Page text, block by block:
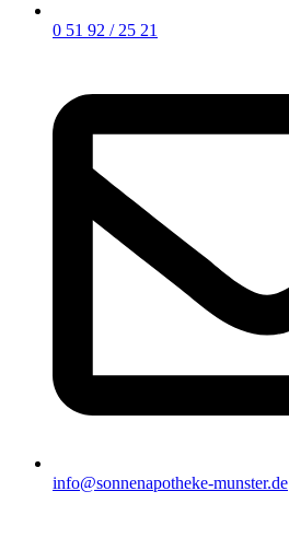
0 51 92 / 25 21
info@sonnenapotheke-munster.de